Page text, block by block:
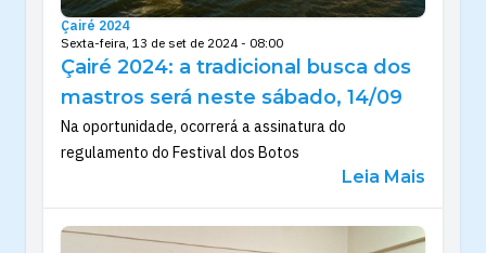
Çairé 2024
Sexta-feira, 13 de set de 2024 - 08:00
Çairé 2024: a tradicional busca dos
mastros será neste sábado, 14/09
Na oportunidade, ocorrerá a assinatura do
regulamento do Festival dos Botos
Leia Mais